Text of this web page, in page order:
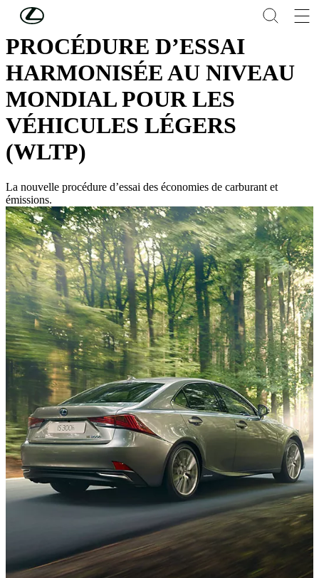
Skip to Main Content
PROCÉDURE D’ESSAI
HARMONISÉE AU NIVEAU
MONDIAL POUR LES
VÉHICULES LÉGERS
(WLTP)
La nouvelle procédure d’essai des économies de carburant et
émissions.